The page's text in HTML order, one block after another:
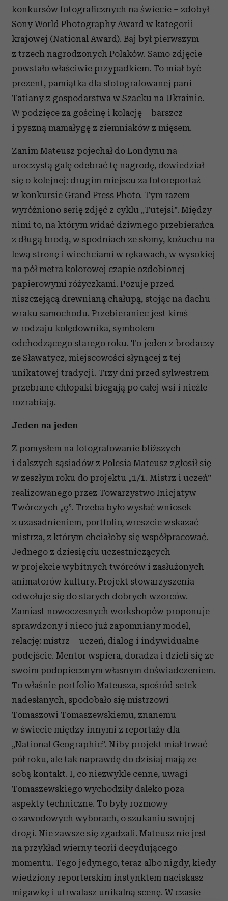
konkursów fotograficznych na świecie – zdobył
Sony World Photography Award w kategorii
krajowej (National Award). Baj był pierwszym
z trzech nagrodzonych Polaków. Samo zdjęcie
powstało właściwie przypadkiem. To miał być
prezent, pamiątka dla sfotografowanej pani
Tatiany z gospodarstwa w Szacku na Ukrainie.
W podzięce za gościnę i kolację – barszcz
i pyszną mamałygę z ziemniaków z mięsem.
Zanim Mateusz pojechał do Londynu na
uroczystą galę odebrać tę nagrodę, dowiedział
się o kolejnej: drugim miejscu za fotoreportaż
w konkursie Grand Press Photo. Tym razem
wyróżniono serię zdjęć z cyklu „Tutejsi”. Między
nimi to, na którym widać dziwnego przebierańca
z długą brodą, w spodniach ze słomy, kożuchu na
lewą stronę i wiechciami w rękawach, w wysokiej
na pół metra kolorowej czapie ozdobionej
papierowymi różyczkami. Pozuje przed
niszczejącą drewnianą chałupą, stojąc na dachu
wraku samochodu. Przebieraniec jest kimś
w rodzaju kolędownika, symbolem
odchodzącego starego roku. To jeden z brodaczy
ze Sławatycz, miejscowości słynącej z tej
unikatowej tradycji. Trzy dni przed sylwestrem
przebrane chłopaki biegają po całej wsi i nieźle
rozrabiają.
Jeden na jeden
Z pomysłem na fotografowanie bliższych
i dalszych sąsiadów z Polesia Mateusz zgłosił się
w zeszłym roku do projektu „1/1. Mistrz i uczeń”
realizowanego przez Towarzystwo Inicjatyw
Twórczych „ę”. Trzeba było wysłać wniosek
z uzasadnieniem, portfolio, wreszcie wskazać
mistrza, z którym chciałoby się współpracować.
Jednego z dziesięciu uczestniczących
w projekcie wybitnych twórców i zasłużonych
animatorów kultury. Projekt stowarzyszenia
odwołuje się do starych dobrych wzorców.
Zamiast nowoczesnych workshopów proponuje
sprawdzony i nieco już zapomniany model,
relację: mistrz – uczeń, dialog i indywidualne
podejście. Mentor wspiera, doradza i dzieli się ze
swoim podopiecznym własnym doświadczeniem.
To właśnie portfolio Mateusza, spośród setek
nadesłanych, spodobało się mistrzowi –
Tomaszowi Tomaszewskiemu, znanemu
w świecie między innymi z reportaży dla
„National Geographic”. Niby projekt miał trwać
pół roku, ale tak naprawdę do dzisiaj mają ze
sobą kontakt. I, co niezwykle cenne, uwagi
Tomaszewskiego wychodziły daleko poza
aspekty techniczne. To były rozmowy
o zawodowych wyborach, o szukaniu swojej
drogi. Nie zawsze się zgadzali. Mateusz nie jest
na przykład wierny teorii decydującego
momentu. Tego jedynego, teraz albo nigdy, kiedy
wiedziony reporterskim instynktem naciskasz
migawkę i utrwalasz unikalną scenę. W czasie